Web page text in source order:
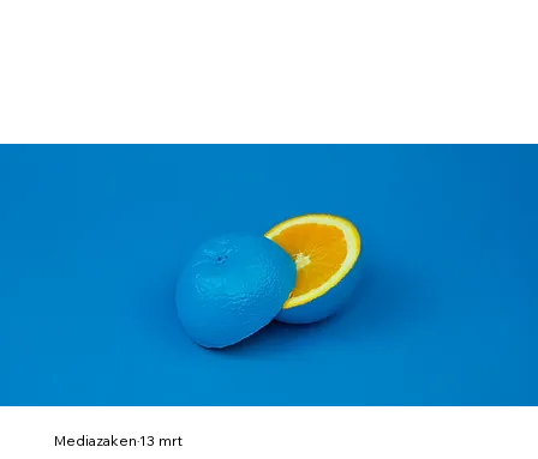
Mediazaken13 mrt